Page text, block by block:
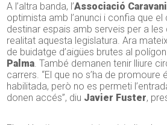
A l’altra banda, l’Associació
optimista amb l’anunci i confia que
destinar espais amb serveis per a
realitat aquesta legislatura. Ara
de buidatge d’aigües brutes al
Palma. També demanen tenir lliure
carrers. “El que no s’ha de promoure
habilitada, però no es permeti
donen accés”, diu Javier Fuster,